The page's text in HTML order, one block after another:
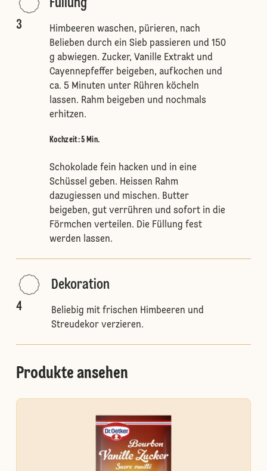
3
Füllung
Himbeeren waschen, pürieren, nach
Belieben durch ein Sieb passieren und 150
g abwiegen. Zucker, Vanille Extrakt und
Cayennepfeffer beigeben, aufkochen und
ca. 5 Minuten unter Rühren köcheln
lassen. Rahm beigeben und nochmals
erhitzen.
Kochzeit: 5 Min.
Schokolade fein hacken und in eine
Schüssel geben. Heissen Rahm
dazugiessen und mischen. Butter
beigeben, gut verrühren und sofort in die
Förmchen verteilen. Die Füllung fest
werden lassen.
4
Dekoration
Beliebig mit frischen Himbeeren und
Streudekor verzieren.
Produkte ansehen